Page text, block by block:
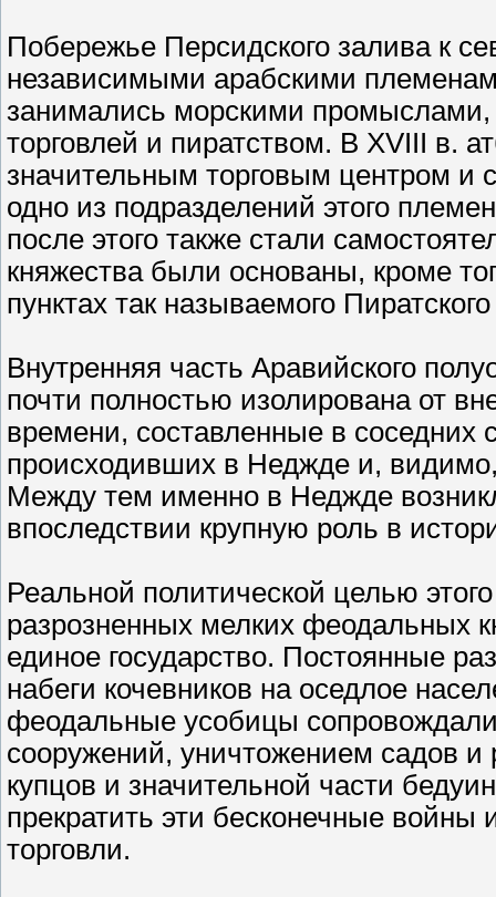
Побережье Персидского залива к
независимыми арабскими
занимались морскими
торговлей и пиратством. В XVIII в.
значительным торговым центром и
одно из подразделений этого
после этого также стали
княжества были основаны, кроме
пунктах так называемого
Внутренняя часть Аравийского
почти полностью изолирована от
времени, составленные в соседних
происходивших в Неджде и,
Между тем именно в Неджде
впоследствии крупную роль в
Реальной политической целью
разрозненных мелких феодальных
единое государство. Постоянные
набеги кочевников на оседлое
феодальные усобицы
сооружений, уничтожением садов и
купцов и значительной части
прекратить эти бесконечные
торговли.